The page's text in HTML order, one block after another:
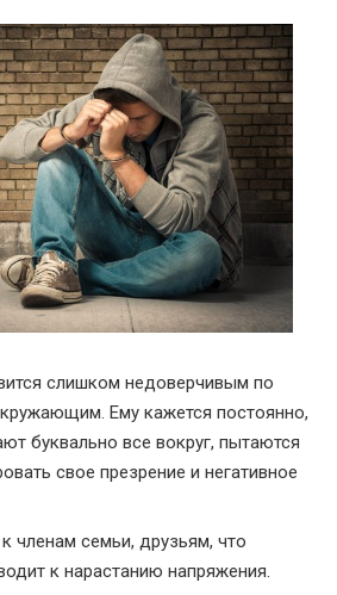
слишком недоверчивым по
Ему кажется постоянно,
буквально все вокруг, пытаются
свое презрение и негативное
членам семьи, друзьям, что
к нарастанию напряжения.